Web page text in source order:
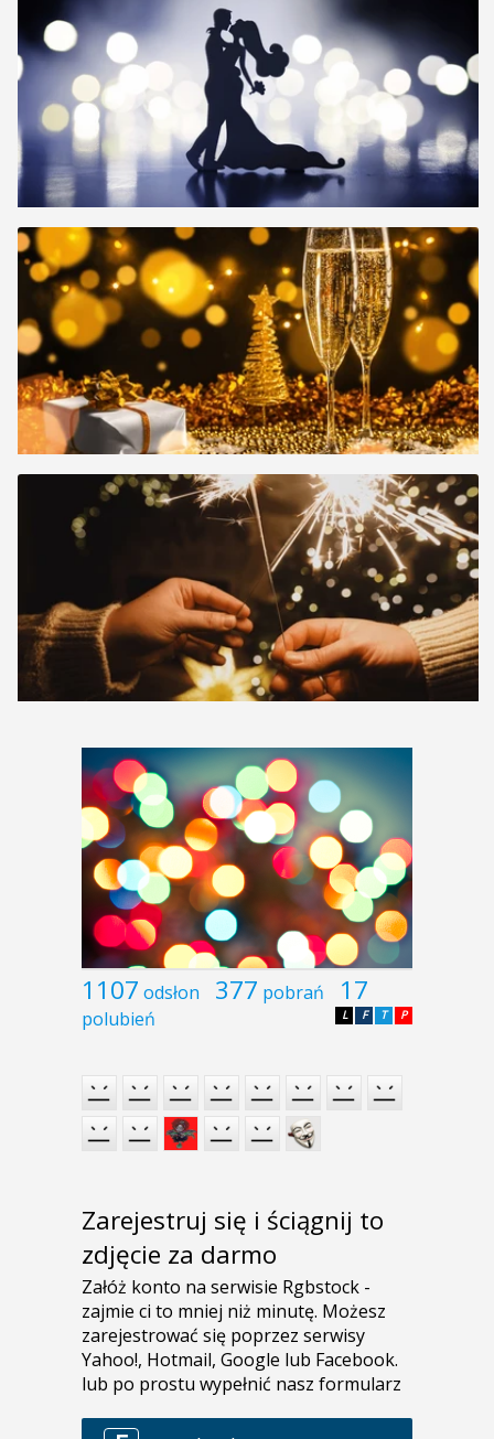
1107 odsłon 377 pobrań 17
polubień P
T
F
L
Zarejestruj się i ściągnij to
zdjęcie za darmo